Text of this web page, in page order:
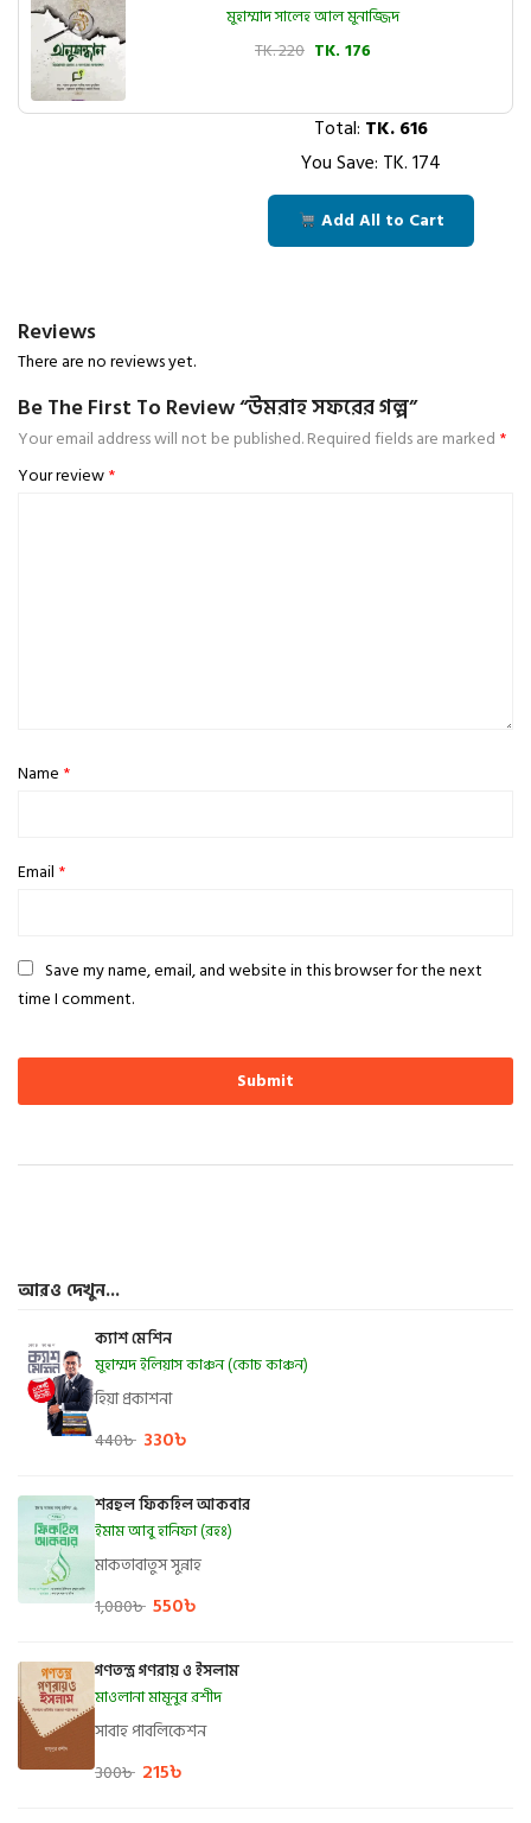
মুহাম্মাদ সালেহ আল মুনাজ্জিদ
TK. 220 TK. 176
Total: TK.616
You Save: TK.174
Add All to Cart
Reviews
There are no reviews yet.
Be The First To Review “উমরাহ সফরের গল্প”
Your email address will not be published.Required fields are marked *
Your review*
Name *
Email *
Save my name, email, and website in this browser for the next
time I comment.
আরও দেখুন...
ক্যাশ মেশিন
মুহাম্মদ ইলিয়াস কাঞ্চন (কোচ কাঞ্চন)
হিয়া প্রকাশনা
440৳ 330৳
শরহুল ফিকহিল আকবার
ইমাম আবু হানিফা (রহঃ)
মাকতাবাতুস সুন্নাহ
1,080৳ 550৳
গণতন্ত্র গণরায় ও ইসলাম
মাওলানা মামূনুর রশীদ
সাবাহ পাবলিকেশন
300৳ 215৳